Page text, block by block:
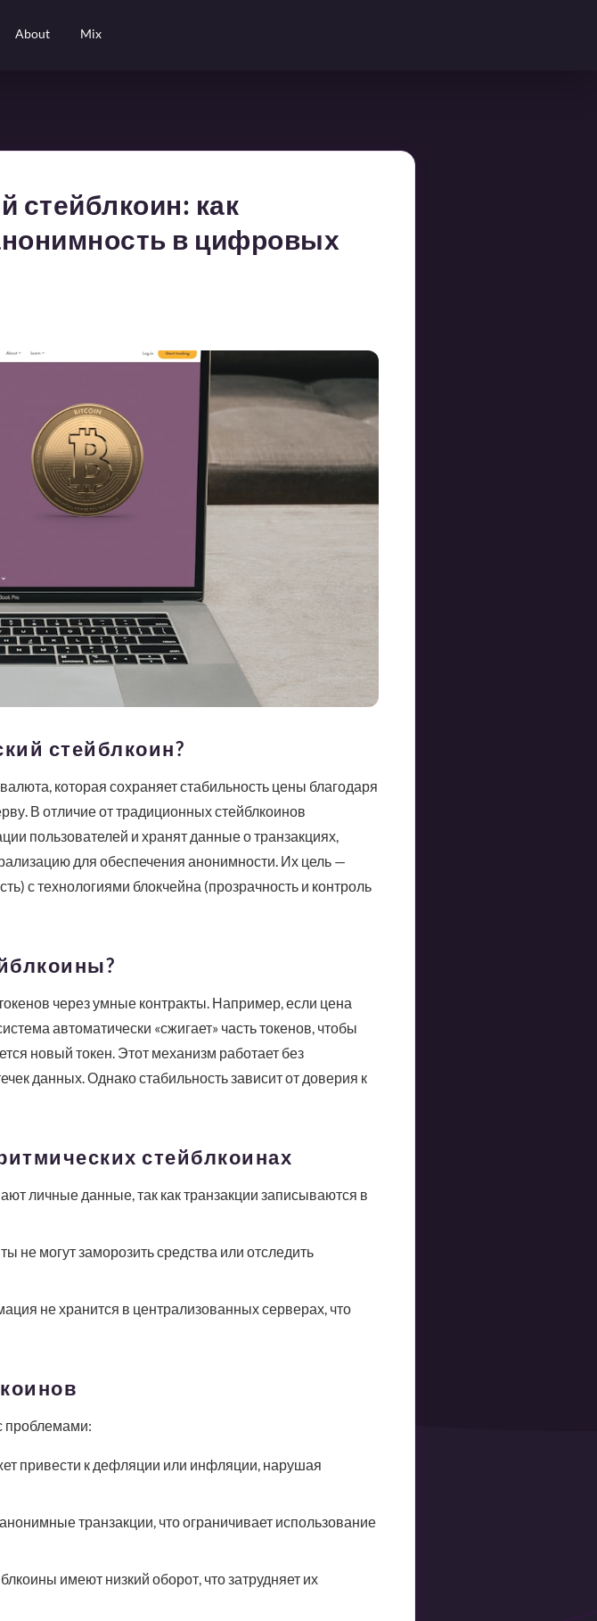
About Mix
стейблкоин: как
в цифровых
стейблкоин?
которая сохраняет стабильность цены благодаря
В отличие от традиционных стейблкоинов
пользователей и хранят данные о транзакциях,
для обеспечения анонимности. Их цель —
с технологиями блокчейна (прозрачность и контроль
через умные контракты. Например, если цена
автоматически «сжигает» часть токенов, чтобы
новый токен. Этот механизм работает без
данных. Однако стабильность зависит от доверия к
стейблкоинах
личные данные, так как транзакции записываются в
не могут заморозить средства или отследить
не хранится в централизованных серверах, что
проблемами:
привести к дефляции или инфляции, нарушая
транзакции, что ограничивает использование
имеют низкий оборот, что затрудняет их